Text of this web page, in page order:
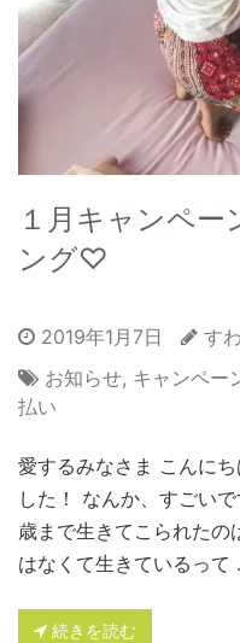
１月キャンペ
ング♡
2019年1月7日
す
お知らせ, キャンペー
払い
愛するみなさま こんに
した！ なんか、すごい
歳まで生きてこられたの
はなくて生きているって
続きを読む